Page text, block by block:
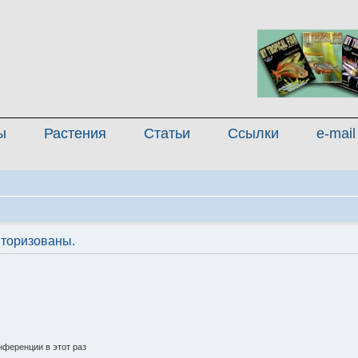
Растения Статьи Ссылки e-mail
в этот раз